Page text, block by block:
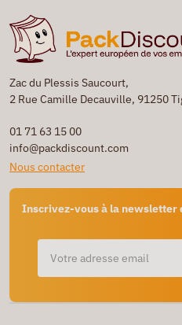
Zac du Plessis Saucourt,
2 Rue Camille Decauville, 91250
01 71 63 15 00
info@packdiscount.com
Nous contacter
Inscrivez-vous à la newsletter